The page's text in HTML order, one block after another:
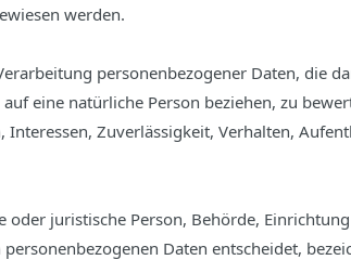
werden.
personenbezogener Daten, die
eine natürliche Person beziehen, zu
Interessen, Zuverlässigkeit, Verhalten,
oder juristische Person, Behörde,
Daten entscheidet,